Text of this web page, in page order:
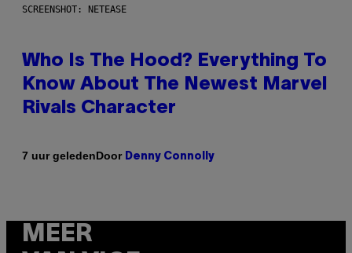
SCREENSHOT: NETEASE
Who Is The Hood? Everything To
Know About The Newest Marvel
Rivals Character
7 uur geledenDoor Denny Connolly
MEER